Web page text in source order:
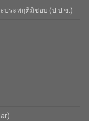
ประพฤติมิชอบ (ป.ป.ช.)